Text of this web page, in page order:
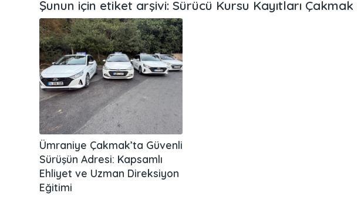
Şunun için etiket arşivi: Sürücü Kursu Kayıtları Çakmak
Ümraniye Çakmak’ta Güvenli
Sürüşün Adresi: Kapsamlı
Ehliyet ve Uzman Direksiyon
Eğitimi